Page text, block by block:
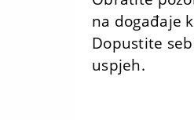
na događaje
Dopustite
uspjeh.